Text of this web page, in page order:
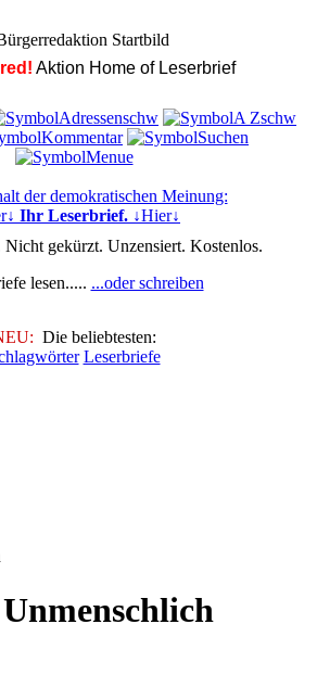
red! Aktion Home of Leserbrief
der demokratischen Meinung:
Ihr Leserbrief. ↓Hier↓
Nicht gekürzt. Unzensiert. Kostenlos.
lesen..... ...oder schreiben
Die beliebtesten:
Leserbriefe